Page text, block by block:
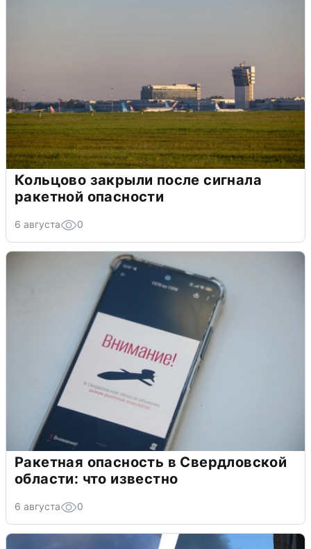
Кольцово закрыли после сигнала
ракетной опасности
6 августа 0
Ракетная опасность в Свердловской
области: что известно
6 августа 0